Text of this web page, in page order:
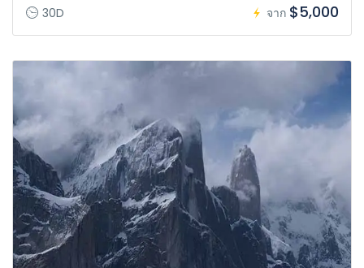
30D จาก $5,000